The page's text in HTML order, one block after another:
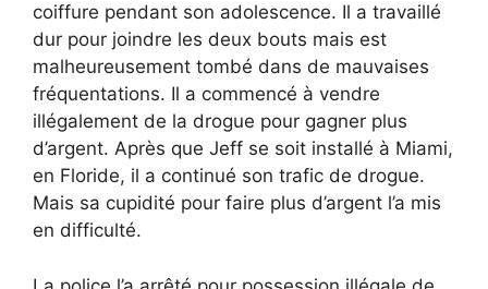
coiffure pendant son adolescence. Il a travaillé
dur pour joindre les deux bouts mais est
malheureusement tombé dans de mauvaises
fréquentations. Il a commencé à vendre
illégalement de la drogue pour gagner plus
d’argent. Après que Jeff se soit installé à Miami,
en Floride, il a continué son trafic de drogue.
Mais sa cupidité pour faire plus d’argent l’a mis
en difficulté.